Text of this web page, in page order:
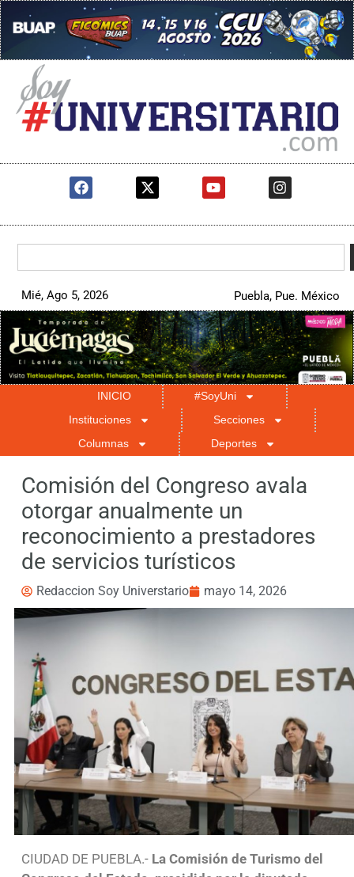
Mié, Ago 5, 2026 Puebla, Pue. México
INICIO
#SoyUni
Instituciones
Secciones
Columnas
Deportes
Comisión del Congreso avala
otorgar anualmente un
reconocimiento a prestadores
de servicios turísticos
Redaccion Soy Universtario mayo 14, 2026
CIUDAD DE PUEBLA.- La Comisión de Turismo del